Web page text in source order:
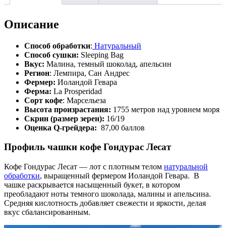
Описание
Способ обработки: Натуральный
Способ сушки: Sleeping Bag
Вкус: Малина, темный шоколад, апельсин
Регион: Лемпира, Сан Андрес
Фермер: Иоландой Гевара
Ферма: La Prosperidad
Сорт кофе: Марсельеза
Высота произрастания: 1755 метров над уровнем моря
Скрин (размер зерен): 16/19
Оценка Q-грейдера: 87,00 баллов
Профиль чашки кофе Гондурас Лесат
Кофе Гондурас Лесат — лот с плотным телом натуральной
обработки, выращенный фермером Иоландой Гевара. В
чашке раскрывается насыщенный букет, в котором
преобладают ноты темного шоколада, малины и апельсина.
Средняя кислотность добавляет свежести и яркости, делая
вкус сбалансированным.